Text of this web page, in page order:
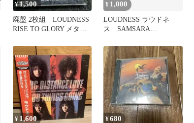
¥1,500
廃盤 2枚組 LOUDNESS
RISE TO GLORY メタ
¥ 1,000
LOUDNESS ラウドネ
ス SAMSARA
バッチ
¥ 1,600 ¥680